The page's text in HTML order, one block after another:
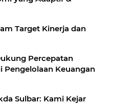
Target Kinerja dan
Percepatan
Pengelolaan Keuangan
Sulbar: Kami Kejar